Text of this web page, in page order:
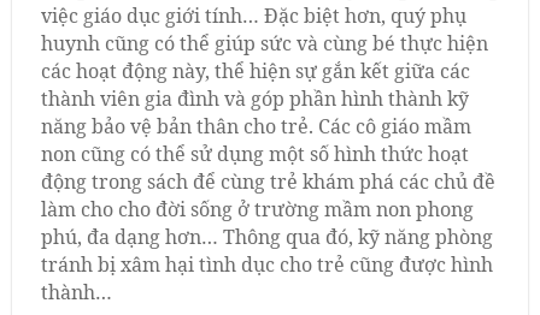
việc giáo dục giới tính… Đặc biệt hơn, quý phụ
huynh cũng có thể giúp sức và cùng bé thực hiện
các hoạt động này, thể hiện sự gắn kết giữa các
thành viên gia đình và góp phần hình thành kỹ
năng bảo vệ bản thân cho trẻ. Các cô giáo mầm
non cũng có thể sử dụng một số hình thức hoạt
động trong sách để cùng trẻ khám phá các chủ đề
làm cho cho đời sống ở trường mầm non phong
phú, đa dạng hơn… Thông qua đó, kỹ năng phòng
tránh bị xâm hại tình dục cho trẻ cũng được hình
thành…